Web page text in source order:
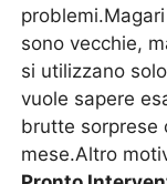
sono vecchie,
si utilizzano
vuole sapere
brutte sorprese
mese.Altro